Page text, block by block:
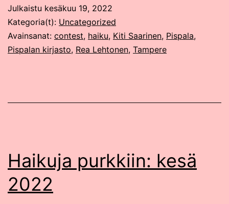
kesäkuussa
2022
Julkaistu kesäkuu 19, 2022
Kategoria(t): Uncategorized
Avainsanat: contest, haiku, Kiti Saarinen, Pispala,
Pispalan kirjasto, Rea Lehtonen, Tampere
Haikuja purkkiin: kesä
2022